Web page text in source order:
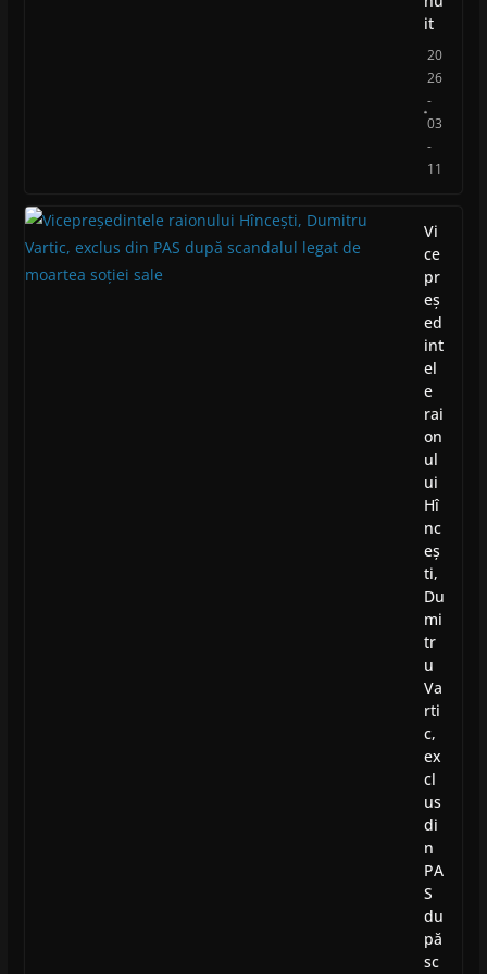
it
20
26
-
03
-
11
Vi
ce
pr
eș
ed
int
el
e
rai
on
ul
ui
Hî
nc
eș
ti,
Du
mi
tr
u
Va
rti
c,
ex
cl
us
di
n
PA
S
du
pă
sc